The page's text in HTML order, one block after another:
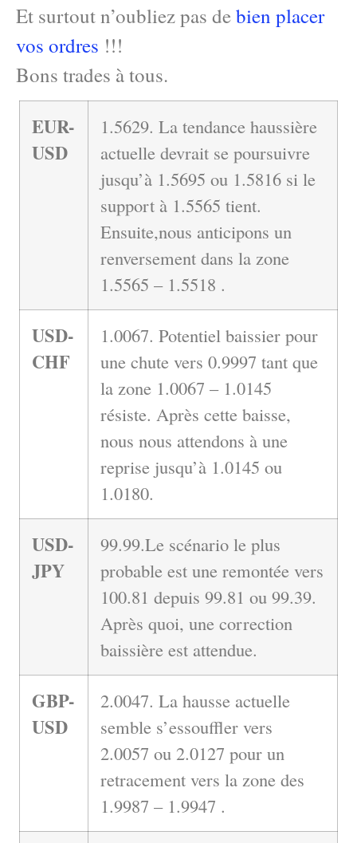
Et surtout n’oubliez pas debien placer
vos ordres !!!
Bons trades à tous.
EUR-
USD
1.5629. La tendance haussière
actuelle devrait se poursuivre
jusqu’à 1.5695 ou 1.5816 si le
support à 1.5565 tient.
Ensuite,nous anticipons un
renversement dans la zone
1.5565 – 1.5518 .
USD-
CHF
1.0067. Potentiel baissier pour
une chute vers 0.9997 tant que
la zone 1.0067 – 1.0145
résiste. Après cette baisse,
nous nous attendons à une
reprise jusqu’à 1.0145 ou
1.0180.
USD-
JPY
99.99.Le scénario le plus
probable est une remontée vers
100.81 depuis 99.81 ou 99.39.
Après quoi, une correction
baissière est attendue.
GBP-
USD
2.0047. La hausse actuelle
semble s’essouffler vers
2.0057 ou 2.0127 pour un
retracement vers la zone des
1.9987 – 1.9947 .